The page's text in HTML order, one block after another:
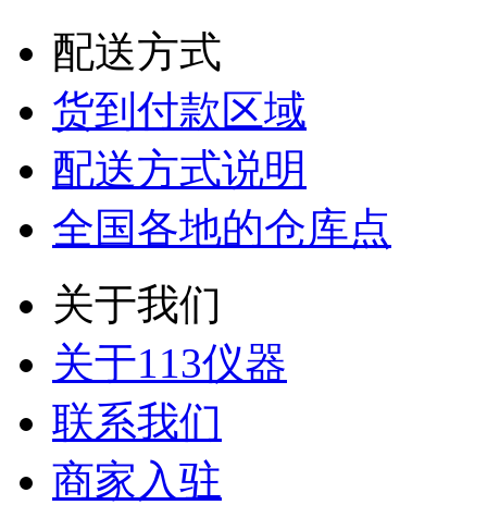
配送方式
货到付款区域
配送方式说明
全国各地的仓库点
关于我们
关于113仪器
联系我们
商家入驻